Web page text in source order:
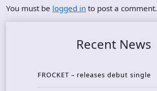
You must be logged in to post a comment.
Recent News
FROCKET – releases debut single